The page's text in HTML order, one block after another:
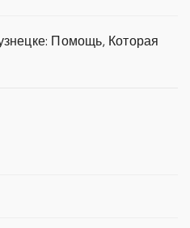
Помощь, Которая